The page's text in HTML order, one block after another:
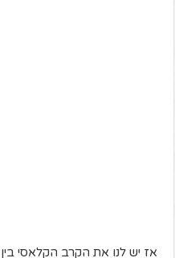
אז יש לנו את הקרב הקלאסי